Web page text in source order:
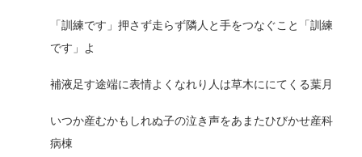
「訓練です」押さず走らず隣人と手をつなぐこと「訓練
です」よ
補液足す途端に表情よくなれり人は草木ににてくる葉月
いつか産むかもしれぬ子の泣き声をあまたひびかせ産科
病棟